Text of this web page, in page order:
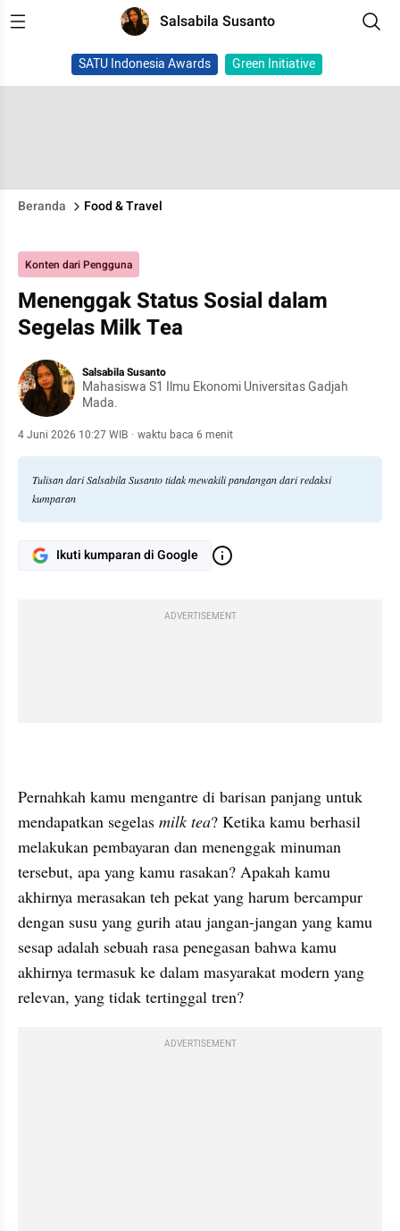
Salsabila Susanto
SATU Indonesia Awards Green Initiative
Beranda Food & Travel
Konten dari Pengguna
Menenggak Status Sosial dalam
Segelas Milk Tea
Salsabila Susanto
Mahasiswa S1 Ilmu Ekonomi Universitas Gadjah
Mada.
4 Juni 2026 10:27 WIB · waktu baca 6 menit
Tulisan dari Salsabila Susanto tidak mewakili pandangan dari redaksi
kumparan
Ikuti kumparan di Google
ADVERTISEMENT
Pernahkah kamu mengantre di barisan panjang untuk
mendapatkan segelas milk tea? Ketika kamu berhasil
melakukan pembayaran dan menenggak minuman
tersebut, apa yang kamu rasakan? Apakah kamu
akhirnya merasakan teh pekat yang harum bercampur
dengan susu yang gurih atau jangan-jangan yang kamu
sesap adalah sebuah rasa penegasan bahwa kamu
akhirnya termasuk ke dalam masyarakat modern yang
relevan, yang tidak tertinggal tren?
ADVERTISEMENT